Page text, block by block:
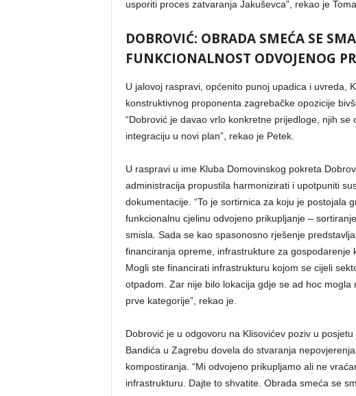
usporiti proces zatvaranja Jakuševca”, rekao je
DOBROVIĆ: OBRADA SMEĆA SE
FUNKCIONALNOST ODVOJENOG
U jalovoj raspravi, općenito punoj upadica i uvreda,
konstruktivnog proponenta zagrebačke opozicije
“Dobrović je davao vrlo konkretne prijedloge, njih
integraciju u novi plan”, rekao je Petek.
U raspravi u ime Kluba Domovinskog pokreta
administracija propustila harmonizirati i upotpuniti
dokumentacije. “To je sortirnica za koju je postojala
funkcionalnu cjelinu odvojeno prikupljanje –
smisla. Sada se kao spasonosno rješenje
financiranja opreme, infrastrukture za gospodarenje
Mogli ste financirati infrastrukturu kojom se cijeli
otpadom. Zar nije bilo lokacija gdje se ad hoc
prve kategorije”, rekao je.
Dobrović je u odgovoru na Klisovićev poziv u
Bandića u Zagrebu dovela do stvaranja
kompostiranja. “Mi odvojeno prikupljamo ali ne
infrastrukturu. Dajte to shvatite. Obrada smeća se